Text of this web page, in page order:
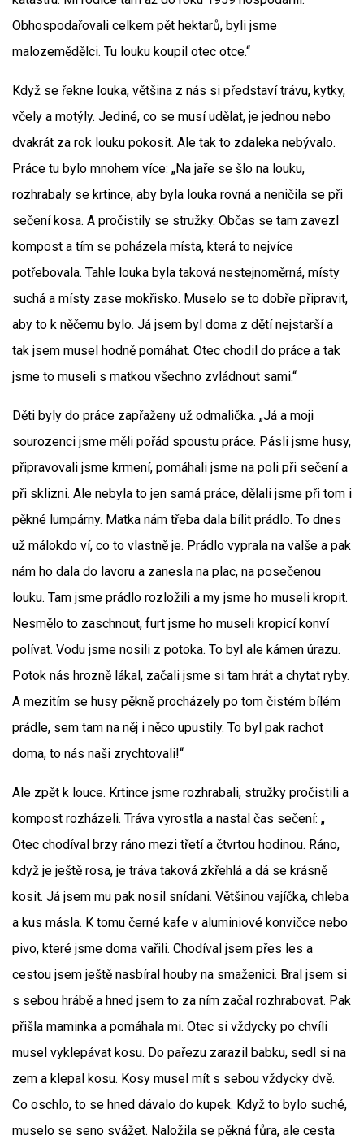
Obhospodařovali celkem pět hektarů, byli jsme
malozemědělci. Tu louku koupil otec otce.“
Když se řekne louka, většina z nás si představí trávu, kytky,
včely a motýly. Jediné, co se musí udělat, je jednou nebo
dvakrát za rok louku pokosit. Ale tak to zdaleka nebývalo.
Práce tu bylo mnohem více: „Na jaře se šlo na louku,
rozhrabaly se krtince, aby byla louka rovná a neničila se při
sečení kosa. A pročistily se stružky. Občas se tam zavezl
kompost a tím se poházela místa, která to nejvíce
potřebovala. Tahle louka byla taková nestejnoměrná, místy
suchá a místy zase mokřisko. Muselo se to dobře připravit,
aby to k něčemu bylo. Já jsem byl doma z dětí nejstarší a
tak jsem musel hodně pomáhat. Otec chodil do práce a tak
jsme to museli s matkou všechno zvládnout sami.“
Děti byly do práce zapřaženy už odmalička. „Já a moji
sourozenci jsme měli pořád spoustu práce. Pásli jsme husy,
připravovali jsme krmení, pomáhali jsme na poli při sečení a
při sklizni. Ale nebyla to jen samá práce, dělali jsme při tom i
pěkné lumpárny. Matka nám třeba dala bílit prádlo. To dnes
už málokdo ví, co to vlastně je. Prádlo vyprala na valše a pak
nám ho dala do lavoru a zanesla na plac, na posečenou
louku. Tam jsme prádlo rozložili a my jsme ho museli kropit.
Nesmělo to zaschnout, furt jsme ho museli kropicí konví
polívat. Vodu jsme nosili z potoka. To byl ale kámen úrazu.
Potok nás hrozně lákal, začali jsme si tam hrát a chytat ryby.
A mezitím se husy pěkně procházely po tom čistém bílém
prádle, sem tam na něj i něco upustily. To byl pak rachot
doma, to nás naši zrychtovali!“
Ale zpět k louce. Krtince jsme rozhrabali, stružky pročistili a
kompost rozházeli. Tráva vyrostla a nastal čas sečení: „
Otec chodíval brzy ráno mezi třetí a čtvrtou hodinou. Ráno,
když je ještě rosa, je tráva taková zkřehlá a dá se krásně
kosit. Já jsem mu pak nosil snídani. Většinou vajíčka, chleba
a kus másla. K tomu černé kafe v aluminiové konvičce nebo
pivo, které jsme doma vařili. Chodíval jsem přes les a
cestou jsem ještě nasbíral houby na smaženici. Bral jsem si
s sebou hrábě a hned jsem to za ním začal rozhrabovat. Pak
přišla maminka a pomáhala mi. Otec si vždycky po chvíli
musel vyklepávat kosu. Do pařezu zarazil babku, sedl si na
zem a klepal kosu. Kosy musel mít s sebou vždycky dvě.
Co oschlo, to se hned dávalo do kupek. Když to bylo suché,
muselo se seno svážet. Naložila se pěkná fůra, ale cesta